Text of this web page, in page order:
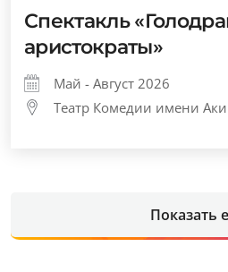
Спектакль
аристократы»
Май - Август 2026
Театр Комедии имени
Показать